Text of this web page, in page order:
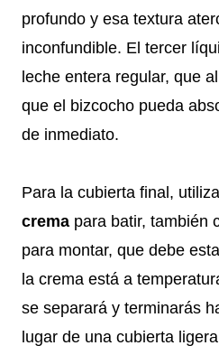
profundo y esa textura
inconfundible. El tercer
leche entera regular, que
que el bizcocho pueda
de inmediato.
Para la cubierta final,
crema para batir, también
para montar, que debe
la crema está a
se separará y terminarás
lugar de una cubierta